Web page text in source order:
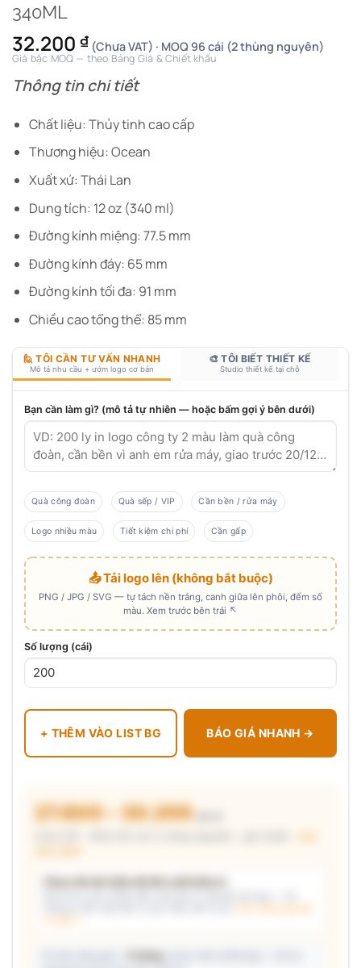
340ML
32.200 ₫ (Chưa VAT) · MOQ 96 cái (2 thùng nguyên)
Giá bậc MOQ — theo Bảng Giá & Chiết khấu
Thông tin chi tiết
Chất liệu: Thủy tinh cao cấp
Thương hiệu: Ocean
Xuất xứ: Thái Lan
Dung tích: 12 oz (340 ml)
Đường kính miệng: 77.5 mm
Đường kính đáy: 65 mm
Đường kính tối đa: 91 mm
Chiều cao tổng thể: 85 mm
🙋 TÔI CẦN TƯ VẤN NHANH
Mô tả nhu cầu + ướm logo cơ bản
🎨 TÔI BIẾT THIẾT KẾ
Studio thiết kế tại chỗ
Bạn cần làm gì? (mô tả tự nhiên — hoặc bấm gợi ý bên dưới)
Quà công đoàn Quà sếp / VIP Cần bền / rửa máy
Logo nhiều màu Tiết kiệm chi phí Cần gấp
📤 Tải logo lên (không bắt buộc)
PNG / JPG / SVG — tự tách nền trắng, canh giữa lên phôi, đếm số
màu. Xem trước bên trái ↖
Số lượng (cái)
+ THÊM VÀO LIST BG BÁO GIÁ NHANH →
27.800 – 30.200